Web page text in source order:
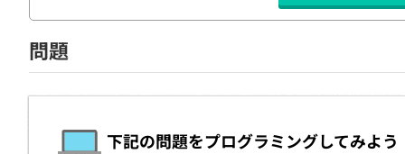
就活成功ガイド個人
学校
契約
問題
下記の問題をプログラミングしてみよう